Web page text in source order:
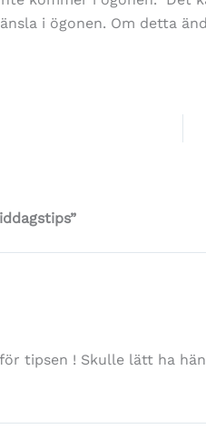
i ögonen. Om detta
tipsen ! Skulle lätt ha